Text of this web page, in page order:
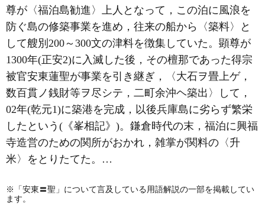
尊が〈福泊島勧進〉上人となって，この泊に風浪を
防ぐ島の修築事業を進め，往来の船から〈築料〉と
して艘別200～300文の津料を徴集していた。顕尊が
1300年(正安2)に入滅した後，その檀那であった得宗
被官安東蓮聖が事業を引き継ぎ，〈大石ヲ畳上ゲ，
数百貫ノ銭財等ヲ尽シテ，二町余沖ヘ築出〉して，
02年(乾元1)に築港を完成，以後兵庫島に劣らず繁栄
したという(《峯相記》)。鎌倉時代の末，福泊に興福
寺造営のための関所がおかれ，雑掌が関料の〈升
米〉をとりたてた。…
※「安東〓聖」について言及している用語解説の一部を掲載してい
ます。